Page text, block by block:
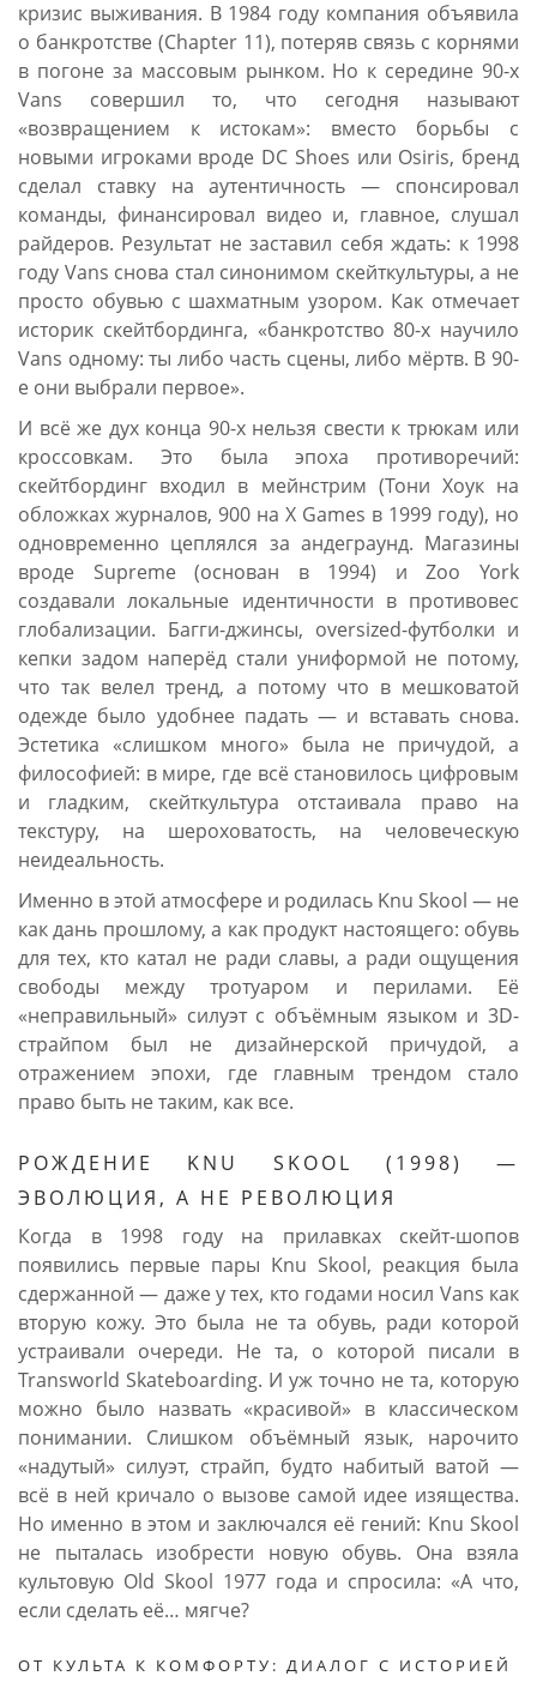
кризис выживания. В 1984 году компания объявила
о банкротстве (Chapter 11), потеряв связь с корнями
в погоне за массовым рынком. Но к середине 90-х
Vans совершил то, что сегодня называют
«возвращением к истокам»: вместо борьбы с
новыми игроками вроде DC Shoes или Osiris, бренд
сделал ставку на аутентичность — спонсировал
команды, финансировал видео и, главное, слушал
райдеров. Результат не заставил себя ждать: к 1998
году Vans снова стал синонимом скейткультуры, а не
просто обувью с шахматным узором. Как отмечает
историк скейтбординга, «банкротство 80-х научило
Vans одному: ты либо часть сцены, либо мёртв. В 90-
е они выбрали первое».
И всё же дух конца 90-х нельзя свести к трюкам или
кроссовкам. Это была эпоха противоречий:
скейтбординг входил в мейнстрим (Тони Хоук на
обложках журналов, 900 на X Games в 1999 году), но
одновременно цеплялся за андеграунд. Магазины
вроде Supreme (основан в 1994) и Zoo York
создавали локальные идентичности в противовес
глобализации. Багги-джинсы, oversized-футболки и
кепки задом наперёд стали униформой не потому,
что так велел тренд, а потому что в мешковатой
одежде было удобнее падать — и вставать снова.
Эстетика «слишком много» была не причудой, а
философией: в мире, где всё становилось цифровым
и гладким, скейткультура отстаивала право на
текстуру, на шероховатость, на человеческую
неидеальность.
Именно в этой атмосфере и родилась Knu Skool — не
как дань прошлому, а как продукт настоящего: обувь
для тех, кто катал не ради славы, а ради ощущения
свободы между тротуаром и перилами. Её
«неправильный» силуэт с объёмным языком и 3D-
страйпом был не дизайнерской причудой, а
отражением эпохи, где главным трендом стало
право быть не таким, как все.
РОЖДЕНИЕ KNU SKOOL (1998) —
ЭВОЛЮЦИЯ, А НЕ РЕВОЛЮЦИЯ
Когда в 1998 году на прилавках скейт-шопов
появились первые пары Knu Skool, реакция была
сдержанной — даже у тех, кто годами носил Vans как
вторую кожу. Это была не та обувь, ради которой
устраивали очереди. Не та, о которой писали в
Transworld Skateboarding. И уж точно не та, которую
можно было назвать «красивой» в классическом
понимании. Слишком объёмный язык, нарочито
«надутый» силуэт, страйп, будто набитый ватой —
всё в ней кричало о вызове самой идее изящества.
Но именно в этом и заключался её гений: Knu Skool
не пыталась изобрести новую обувь. Она взяла
культовую Old Skool 1977 года и спросила: «А что,
если сделать её… мягче?
ОТ КУЛЬТА К КОМФОРТУ: ДИАЛОГ С ИСТОРИЕЙ